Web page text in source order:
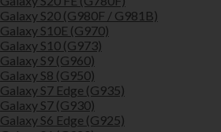
Galaxy S20 (G980F / G981B)
Galaxy S10E (G970)
Galaxy S10 (G973)
Galaxy S9 (G960)
Galaxy S8 (G950)
Galaxy S7 Edge (G935)
Galaxy S7 (G930)
Galaxy S6 Edge (G925)